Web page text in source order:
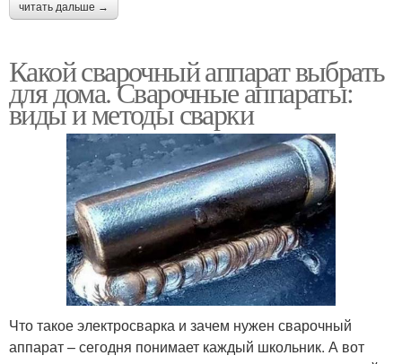
читать дальше →
Какой сварочный аппарат выбрать
для дома. Сварочные аппараты:
виды и методы сварки
Что такое электросварка и зачем нужен сварочный
аппарат – сегодня понимает каждый школьник. А вот